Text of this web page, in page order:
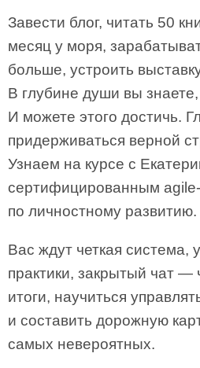
Завести блог, читать 50
месяц у моря,
больше, устроить
В глубине души вы знаете,
И можете этого достичь.
придерживаться верной
Узнаем на курсе с
сертифицированным
по личностному развитию.
Вас ждут четкая система,
практики, закрытый чат —
итоги, научиться
и составить дорожную
самых невероятных.